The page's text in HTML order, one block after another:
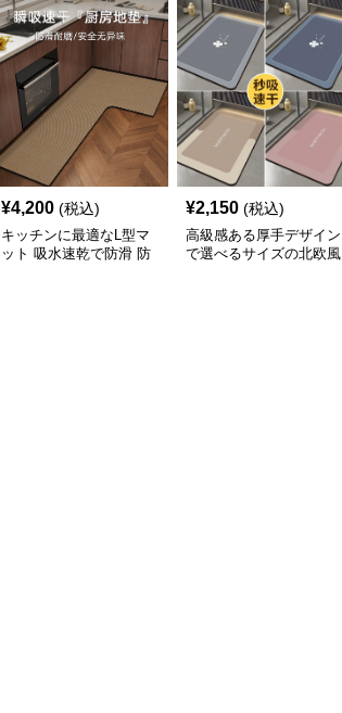
¥4,200 (税込)
キッチンに最適なL型マ
ット 吸水速乾で防滑 防
¥2,150 (税込)
高級感ある厚手デザイン
で選べるサイズの北欧風